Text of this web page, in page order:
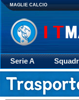
MAGLIE CALCIO
Serie A
Giacca
Rugby